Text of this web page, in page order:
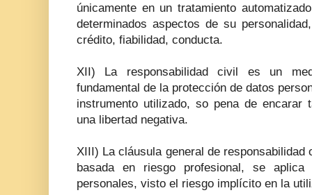
únicamente en un tratamiento
determinados aspectos de su
crédito, fiabilidad, conducta.
XII) La responsabilidad civil es un
fundamental de la protección de datos
instrumento utilizado, so pena de encarar
una libertad negativa.
XIII) La cláusula general de
basada en riesgo profesional, se
personales, visto el riesgo implícito en la